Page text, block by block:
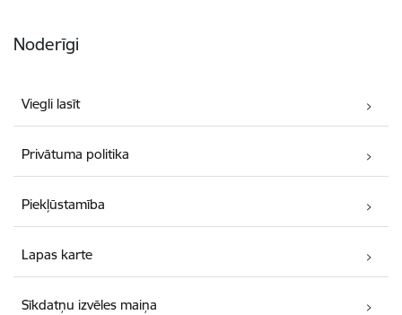
Noderīgi
Viegli lasīt
Privātuma politika
Piekļūstamība
Lapas karte
Sīkdatņu izvēles maiņa